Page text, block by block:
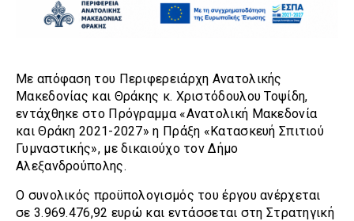
Με απόφαση του Περιφερειάρχη Ανατολικής
Μακεδονίας και Θράκης κ. Χριστόδουλου Τοψίδη,
εντάχθηκε στο Πρόγραμμα «Ανατολική Μακεδονία
και Θράκη 2021-2027» η Πράξη «Κατασκευή Σπιτιού
Γυμναστικής», με δικαιούχο τον Δήμο
Αλεξανδρούπολης.
Ο συνολικός προϋπολογισμός του έργου ανέρχεται
σε 3.969.476,92 ευρώ και εντάσσεται στη Στρατηγική